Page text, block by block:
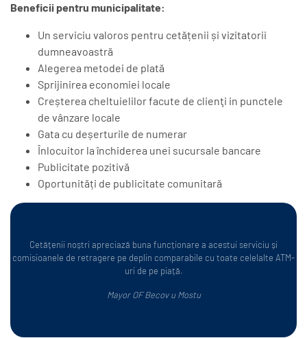
Beneficii pentru municipalitate:
Un serviciu valoros pentru cetățenii și vizitatorii
dumneavoastră
Alegerea metodei de plată
Sprijinirea economiei locale
Creșterea cheltuielilor facute de clienţi in punctele
de vânzare locale
Gata cu deșerturile de numerar
Înlocuitor la închiderea unei sucursale bancare
Publicitate pozitivă
Oportunități de publicitate comunitară
Cetățenii noștri apreciază buna funcționare a acestui serviciu și
comisioanele de retragere pe deplin comparabile cu toate celelalte ATM-
uri de pe piață.
Mayor OF Becov u Mostu